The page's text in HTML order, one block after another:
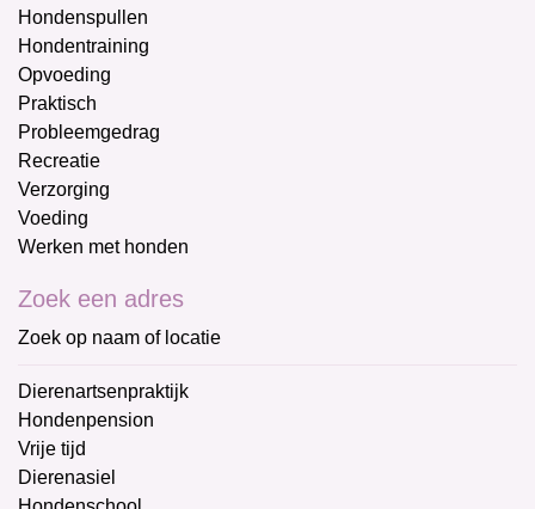
Hondenspullen
Hondentraining
Opvoeding
Praktisch
Probleemgedrag
Recreatie
Verzorging
Voeding
Werken met honden
Zoek een adres
Zoek op naam of locatie
Dierenartsenpraktijk
Hondenpension
Vrije tijd
Dierenasiel